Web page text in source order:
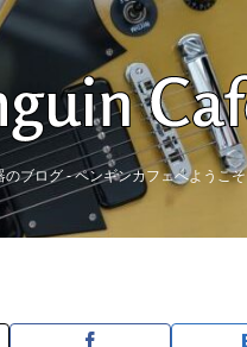
のブログ - ペンギンカフェへようこそ